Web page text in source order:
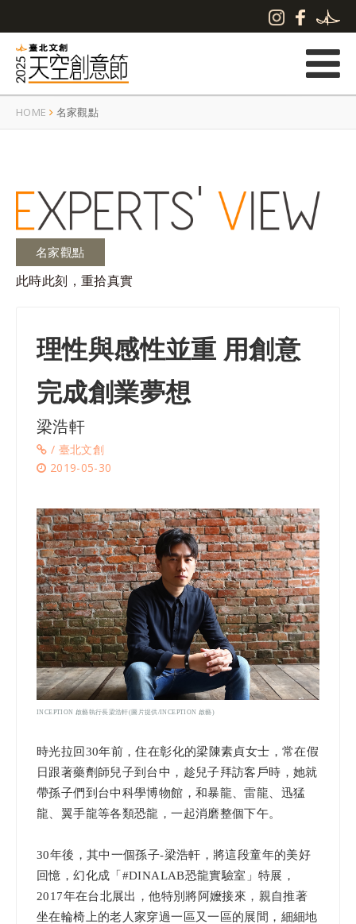
HOME 名家觀點
名家觀點
此時此刻，重拾真實
理性與感性並重 用創意
完成創業夢想
梁浩軒
/ 臺北文創
2019-05-30
INCEPTION 啟藝執行長梁浩軒(圖片提供/INCEPTION 啟藝)
時光拉回30年前，住在彰化的梁陳素貞女士，常在假
日跟著藥劑師兒子到台中，趁兒子拜訪客戶時，她就
帶孫子們到台中科學博物館，和暴龍、雷龍、迅猛
龍、翼手龍等各類恐龍，一起消磨整個下午。
30年後，其中一個孫子-梁浩軒，將這段童年的美好
回憶，幻化成「#DINALAB恐龍實驗室」特展，
2017年在台北展出，他特別將阿嬤接來，親自推著
坐在輪椅上的老人家穿過一區又一區的展間，細細地